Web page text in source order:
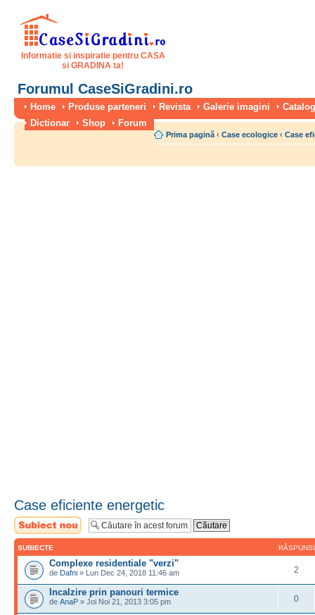
Informatie si inspiratie pentru CASA
si GRADINA ta!
Forumul CaseSiGradini.ro
Home Produse parteneri Revista Galerie imagini
Dictionar
Shop Forum
Prima pagină ‹ Case ecologice ‹ Case
Case eficiente energetic
Scrie un subiect
nou
SUBIECTE
Complexe residentiale "verzi"
de Dafni » Lun Dec 24, 2018 11:46 am 2
Incalzire prin panouri termice
de AnaP » Joi Noi 21, 2013 3:05 pm 0